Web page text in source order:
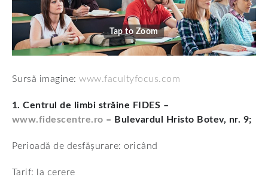
Tap to Zoom
Sursă imagine:www.facultyfocus.com
1. Centrul de limbi străine FIDES –
www.fidescentre.ro – Bulevardul Hristo Botev, nr. 9;
Perioadă de desfășurare: oricând
Tarif: la cerere